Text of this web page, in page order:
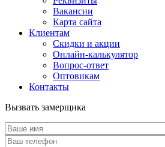
Вакансии
Карта сайта
Клиентам
Скидки и акции
Онлайн-калькулятор
Вопрос-ответ
Оптовикам
Контакты
Вызвать замерщика